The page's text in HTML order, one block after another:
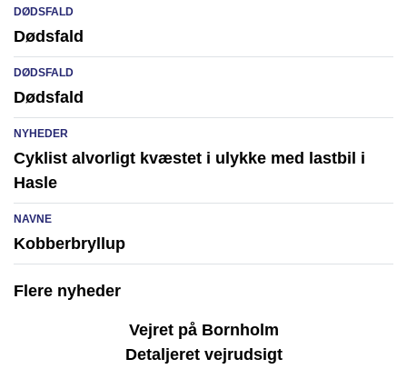
DØDSFALD
Dødsfald
DØDSFALD
Dødsfald
NYHEDER
Cyklist alvorligt kvæstet i ulykke med lastbil i
Hasle
NAVNE
Kobberbryllup
Flere nyheder
Vejret på Bornholm
Detaljeret vejrudsigt